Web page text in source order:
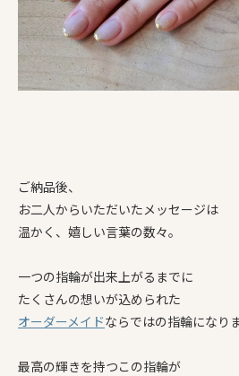
ご納品後、
お二人からいただいたメッセージは
温かく、嬉しい言葉の数々。
一つの指輪が出来上がるまでに
たくさんの想いが込められた
オーダーメイドならではの指輪になり
最高の輝きを持つこの指輪が